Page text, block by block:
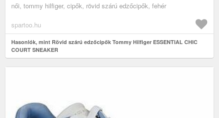
női, tommy hilfiger, cipők, rövid szárú edzőcipők, fehér
spartoo.hu
Hasonlók, mint Rövid szárú edzőcipők Tommy Hilfiger ESSENTIAL CHIC
COURT SNEAKER